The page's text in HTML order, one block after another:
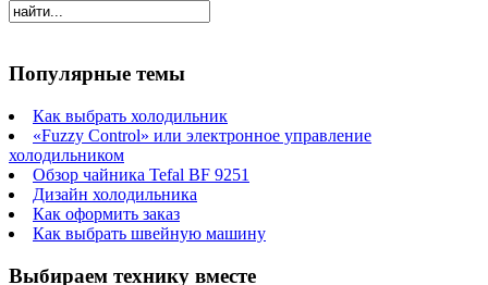
Популярные темы
Как выбрать холодильник
«Fuzzy Control» или электронное управление
холодильником
Обзор чайника Tefal BF 9251
Дизайн холодильника
Как оформить заказ
Как выбрать швейную машину
Выбираем технику вместе